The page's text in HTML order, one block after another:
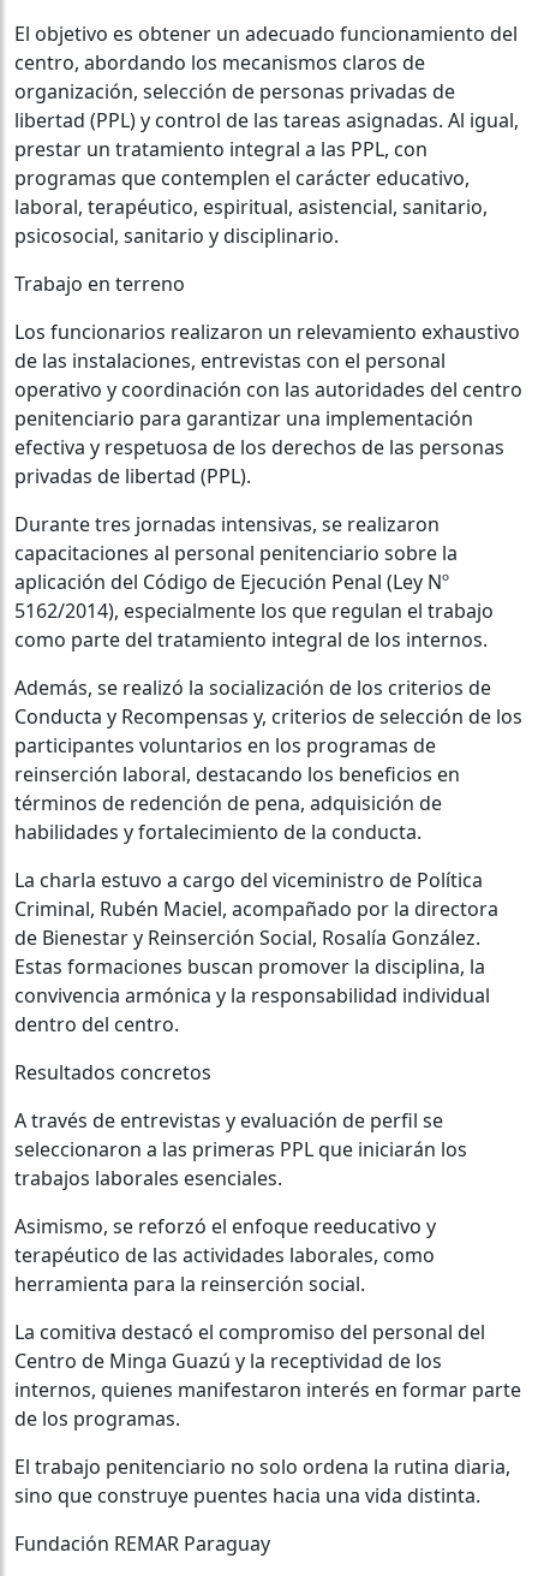
El objetivo es obtener un adecuado funcionamiento del
centro, abordando los mecanismos claros de
organización, selección de personas privadas de
libertad (PPL) y control de las tareas asignadas. Al igual,
prestar un tratamiento integral a las PPL, con
programas que contemplen el carácter educativo,
laboral, terapéutico, espiritual, asistencial, sanitario,
psicosocial, sanitario y disciplinario.
Trabajo en terreno
Los funcionarios realizaron un relevamiento exhaustivo
de las instalaciones, entrevistas con el personal
operativo y coordinación con las autoridades del centro
penitenciario para garantizar una implementación
efectiva y respetuosa de los derechos de las personas
privadas de libertad (PPL).
Durante tres jornadas intensivas, se realizaron
capacitaciones al personal penitenciario sobre la
aplicación del Código de Ejecución Penal (Ley Nº
5162/2014), especialmente los que regulan el trabajo
como parte del tratamiento integral de los internos.
Además, se realizó la socialización de los criterios de
Conducta y Recompensas y, criterios de selección de los
participantes voluntarios en los programas de
reinserción laboral, destacando los beneficios en
términos de redención de pena, adquisición de
habilidades y fortalecimiento de la conducta.
La charla estuvo a cargo del viceministro de Política
Criminal, Rubén Maciel, acompañado por la directora
de Bienestar y Reinserción Social, Rosalía González.
Estas formaciones buscan promover la disciplina, la
convivencia armónica y la responsabilidad individual
dentro del centro.
Resultados concretos
A través de entrevistas y evaluación de perfil se
seleccionaron a las primeras PPL que iniciarán los
trabajos laborales esenciales.
Asimismo, se reforzó el enfoque reeducativo y
terapéutico de las actividades laborales, como
herramienta para la reinserción social.
La comitiva destacó el compromiso del personal del
Centro de Minga Guazú y la receptividad de los
internos, quienes manifestaron interés en formar parte
de los programas.
El trabajo penitenciario no solo ordena la rutina diaria,
sino que construye puentes hacia una vida distinta.
Fundación REMAR Paraguay